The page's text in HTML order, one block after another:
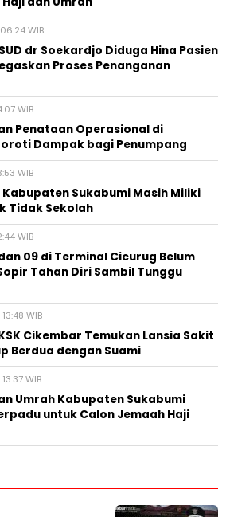
WIB
dr Soekardjo Diduga Hina Pasien
Proses Penanganan
WIB
Penataan Operasional di
Dampak bagi Penumpang
WIB
Sukabumi Masih Miliki
Tidak Sekolah
WIB
09 di Terminal Cicurug Belum
Tahan Diri Sambil Tunggu
WIB
Cikembar Temukan Lansia Sakit
Berdua dengan Suami
WIB
Umrah Kabupaten Sukabumi
untuk Calon Jemaah Haji